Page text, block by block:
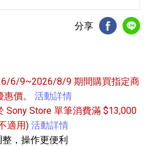
分享
FB分享
6/9~2026/8/9 期間購買指定商
價。
活動詳情
Store 單筆消費滿 $13,000
適用) 活動詳情
，操作更便利